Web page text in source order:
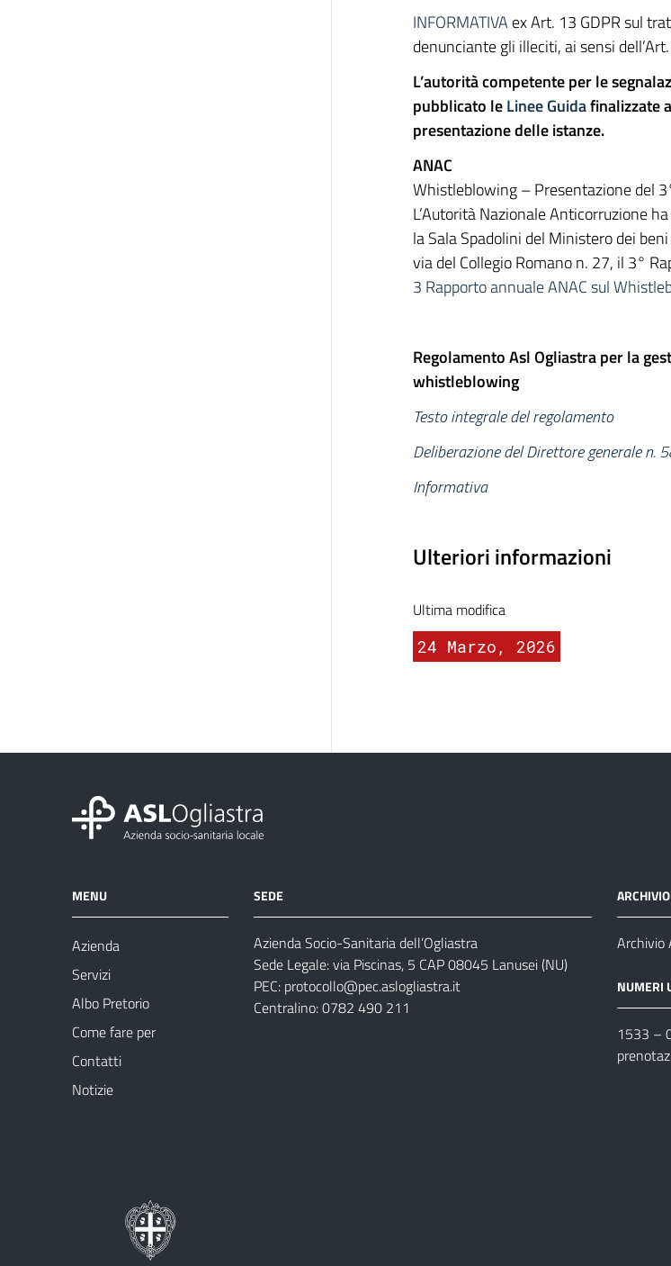
INFORMATIVA ex Art. 13 GDPR sul
denunciante gli illeciti, ai sensi
L’autorità competente per le
pubblicato leLinee Guidafinalizzate
presentazione delle istanze.
ANAC
Whistleblowing – Presentazione del
L’Autorità Nazionale Anticorruzione
la Sala Spadolini del Ministero dei
via del Collegio Romano n. 27, il 3°
3 Rapporto annuale ANAC sul
Regolamento Asl Ogliastra per la
whistleblowing
Testo integrale del regolamento
Deliberazione del Direttore generale
Informativa
Ulteriori informazioni
Ultima modifica
24 Marzo, 2026
MENU
Azienda
Servizi
Albo Pretorio
Come fare per
Contatti
Notizie
SEDE
Azienda Socio-Sanitaria dell’Ogliastra
Sede Legale: via Piscinas, 5 CAP 08045 Lanusei (NU)
PEC: protocollo@pec.aslogliastra.it
Centralino: 0782 490 211
NUMERI
1533 –